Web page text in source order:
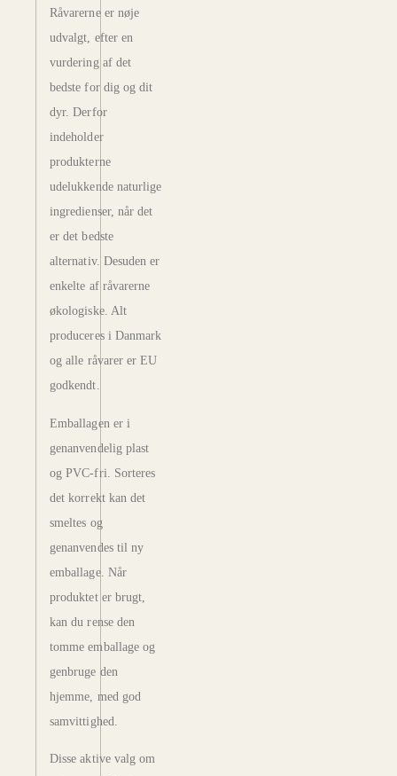
Råvarerne er nøje
udvalgt, efter en
vurdering af det
bedste for dig og dit
dyr. Derfor
indeholder
produkterne
udelukkende naturlige
ingredienser, når det
er det bedste
alternativ. Desuden er
enkelte af råvarerne
økologiske. Alt
produceres i Danmark
og alle råvarer er EU
godkendt.
Emballagen er i
genanvendelig plast
og PVC-fri. Sorteres
det korrekt kan det
smeltes og
genanvendes til ny
emballage. Når
produktet er brugt,
kan du rense den
tomme emballage og
genbruge den
hjemme, med god
samvittighed.
Disse aktive valg om